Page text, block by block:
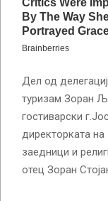
Дел од
туризам Зоран
гостиварски
директорката на
заедници и
отец Зоран